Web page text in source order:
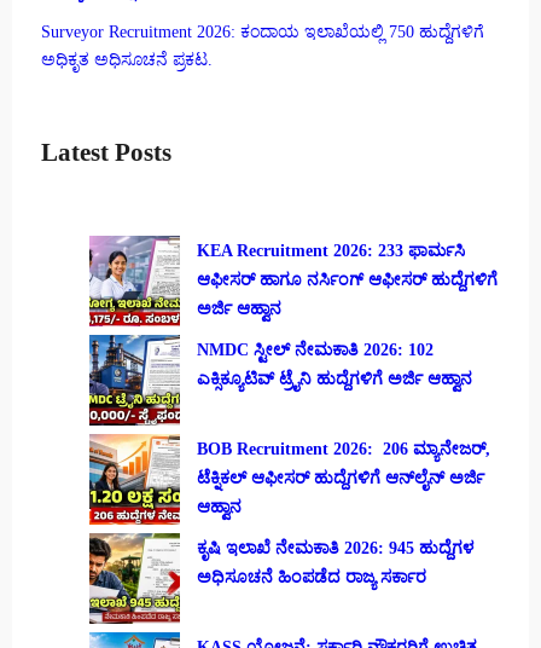
Surveyor Recruitment 2026: ಕಂದಾಯ ಇಲಾಖೆಯಲ್ಲಿ 750 ಹುದ್ದೆಗಳಿಗೆ
ಅಧಿಕೃತ ಅಧಿಸೂಚನೆ ಪ್ರಕಟ.
Latest Posts
KEA Recruitment 2026: 233 ಫಾರ್ಮಸಿ
ಆಫೀಸರ್ ಹಾಗೂ ನರ್ಸಿಂಗ್ ಆಫೀಸರ್ ಹುದ್ದೆಗಳಿಗೆ
ಅರ್ಜಿ ಆಹ್ವಾನ
NMDC ಸ್ಟೀಲ್ ನೇಮಕಾತಿ 2026: 102
ಎಕ್ಸಿಕ್ಯೂಟಿವ್ ಟ್ರೈನಿ ಹುದ್ದೆಗಳಿಗೆ ಅರ್ಜಿ ಆಹ್ವಾನ
BOB Recruitment 2026: 206 ಮ್ಯಾನೇಜರ್,
ಟೆಕ್ನಿಕಲ್ ಆಫೀಸರ್ ಹುದ್ದೆಗಳಿಗೆ ಆನ್‌ಲೈನ್ ಅರ್ಜಿ
ಆಹ್ವಾನ
ಕೃಷಿ ಇಲಾಖೆ ನೇಮಕಾತಿ 2026: 945 ಹುದ್ದೆಗಳ
ಅಧಿಸೂಚನೆ ಹಿಂಪಡೆದ ರಾಜ್ಯ ಸರ್ಕಾರ